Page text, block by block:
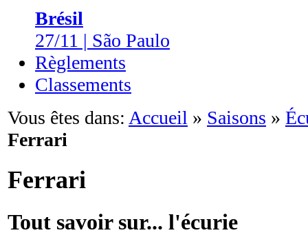
Brésil
27/11 | São Paulo
Règlements
Classements
Vous êtes dans: Accueil » Saisons »
Ferrari
Ferrari
Tout savoir sur... l'écurie